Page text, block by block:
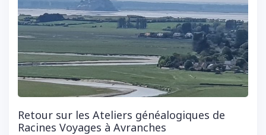
Retour sur les Ateliers généalogiques de
Racines Voyages à Avranches